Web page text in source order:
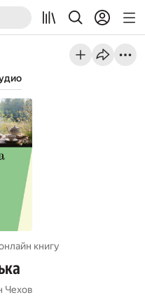
книгу
Чехов